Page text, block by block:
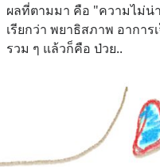
ผลที่ตามมา คือ "ความไม่น่
เรียกว่า พยาธิสภาพ อากา
รวม ๆ แล้วก็คือ ป่วย..